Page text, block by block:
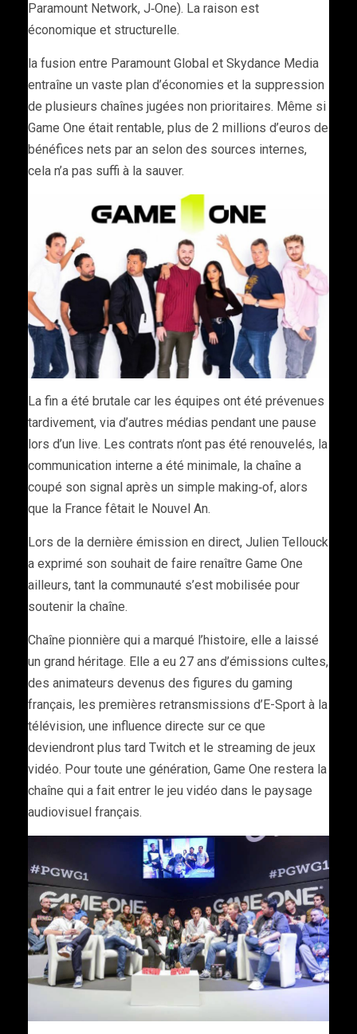
Paramount Network, J‑One). La raison est
économique et structurelle.
la fusion entre Paramount Global et Skydance Media
entraîne un vaste plan d’économies et la suppression
de plusieurs chaînes jugées non prioritaires. Même si
Game One était rentable, plus de 2 millions d’euros de
bénéfices nets par an selon des sources internes,
cela n’a pas suffi à la sauver.
La fin a été brutale car les équipes ont été prévenues
tardivement, via d’autres médias pendant une pause
lors d’un live. Les contrats n’ont pas été renouvelés, la
communication interne a été minimale, la chaîne a
coupé son signal après un simple making‑of, alors
que la France fêtait le Nouvel An.
Lors de la dernière émission en direct, Julien Tellouck
a exprimé son souhait de faire renaître Game One
ailleurs, tant la communauté s’est mobilisée pour
soutenir la chaîne.
Chaîne pionnière qui a marqué l’histoire, elle a laissé
un grand héritage. Elle a eu 27 ans d’émissions cultes,
des animateurs devenus des figures du gaming
français, les premières retransmissions d’E-Sport à la
télévision, une influence directe sur ce que
deviendront plus tard Twitch et le streaming de jeux
vidéo. Pour toute une génération, Game One restera la
chaîne qui a fait entrer le jeu vidéo dans le paysage
audiovisuel français.